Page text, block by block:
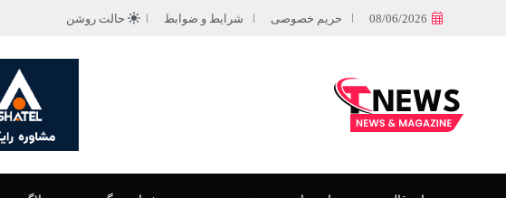
08/06/2026 حریم خصوصی شرایط و ضوابط حالت روشن